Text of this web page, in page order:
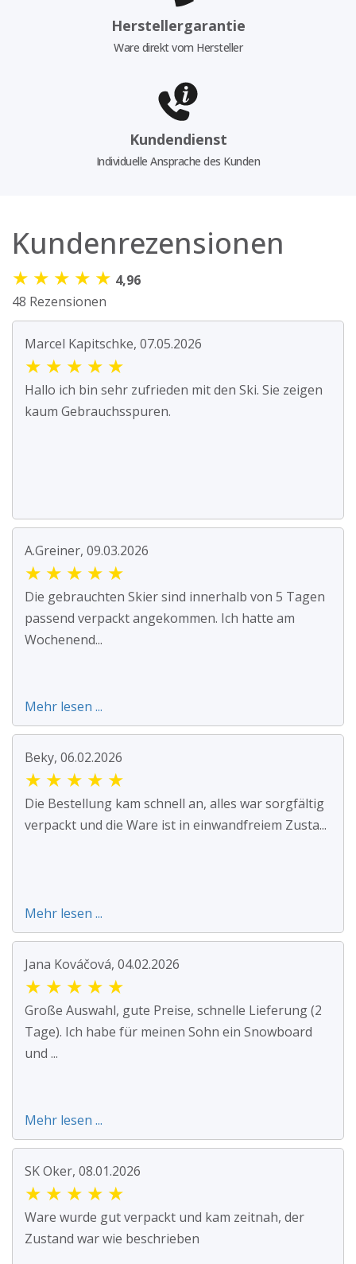
Herstellergarantie
Ware direkt vom Hersteller
Kundendienst
Individuelle Ansprache des Kunden
Kundenrezensionen
★ ★ ★ ★ ★ 4,96
48 Rezensionen
Marcel Kapitschke, 07.05.2026
★ ★ ★ ★ ★
Hallo ich bin sehr zufrieden mit den Ski. Sie zeigen
kaum Gebrauchsspuren.
A.Greiner, 09.03.2026
★ ★ ★ ★ ★
Die gebrauchten Skier sind innerhalb von 5 Tagen
passend verpackt angekommen. Ich hatte am
Wochenend...
Mehr lesen ...
Beky, 06.02.2026
★ ★ ★ ★ ★
Die Bestellung kam schnell an, alles war sorgfältig
verpackt und die Ware ist in einwandfreiem Zusta...
Mehr lesen ...
Jana Kováčová, 04.02.2026
★ ★ ★ ★ ★
Große Auswahl, gute Preise, schnelle Lieferung (2
Tage). Ich habe für meinen Sohn ein Snowboard
und ...
Mehr lesen ...
SK Oker, 08.01.2026
★ ★ ★ ★ ★
Ware wurde gut verpackt und kam zeitnah, der
Zustand war wie beschrieben